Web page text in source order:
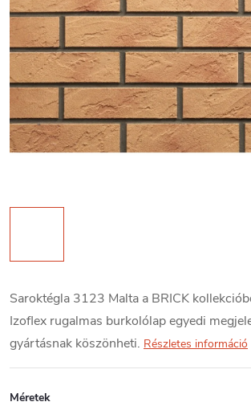
Saroktégla 3123 Malta a BRICK
Izoflex rugalmas burkolólap egyedi
gyártásnak köszönheti. Részletes információ
Méretek